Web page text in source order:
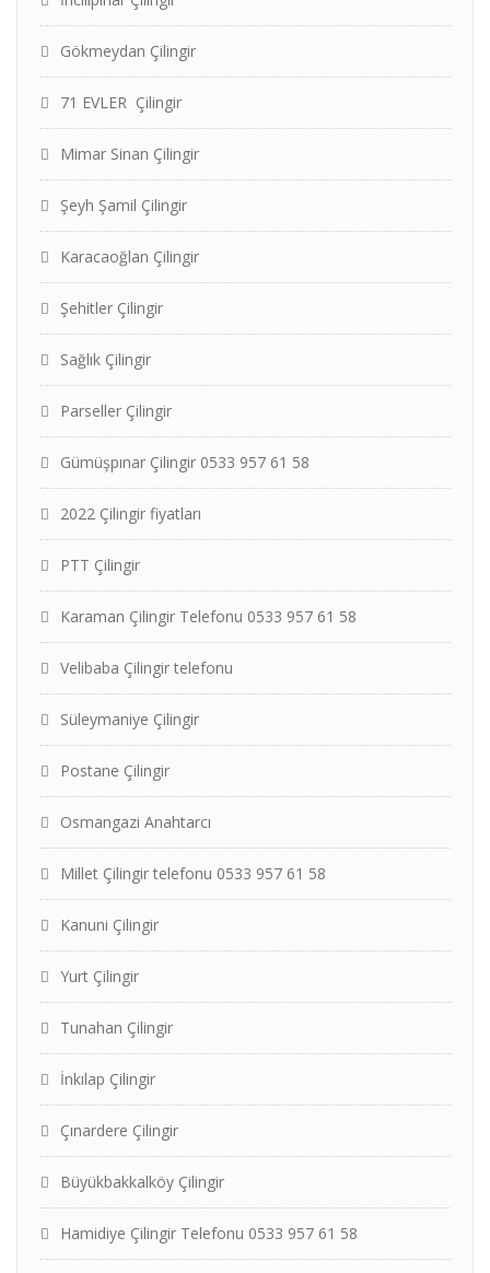
Gökmeydan Çilingir
71 EVLER Çilingir
Mimar Sinan Çilingir
Şeyh Şamil Çilingir
Karacaoğlan Çilingir
Şehitler Çilingir
Sağlık Çilingir
Parseller Çilingir
Gümüşpınar Çilingir 0533 957 61 58
2022 Çilingir fiyatları
PTT Çilingir
Karaman Çilingir Telefonu 0533 957 61 58
Velibaba Çilingir telefonu
Süleymaniye Çilingir
Postane Çilingir
Osmangazi Anahtarcı
Millet Çilingir telefonu 0533 957 61 58
Kanuni Çilingir
Yurt Çilingir
Tunahan Çilingir
İnkılap Çilingir
Çınardere Çilingir
Büyükbakkalköy Çilingir
Hamidiye Çilingir Telefonu 0533 957 61 58